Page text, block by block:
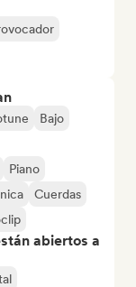
Bajo
Piano
Cuerdas
abiertos a